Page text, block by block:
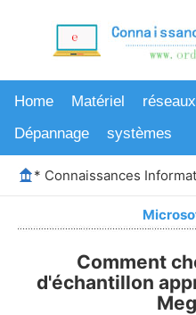
Home Matériel réseaux
Dépannage
systèmes
* Connaissances
Comment
d'échantillon